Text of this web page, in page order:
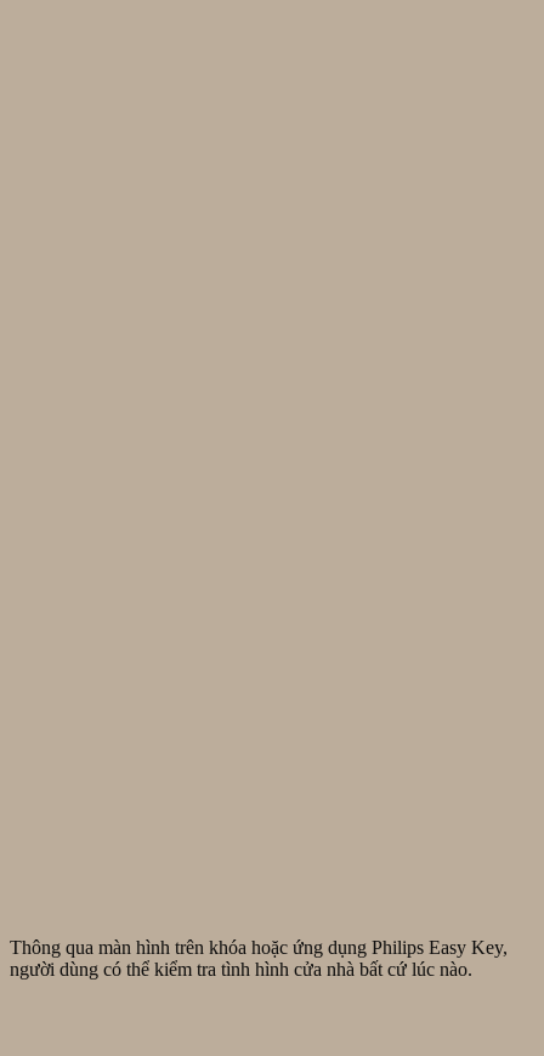
Thông qua màn hình trên khóa hoặc ứng dụng Philips Easy Key,
người dùng có thể kiểm tra tình hình cửa nhà bất cứ lúc nào.